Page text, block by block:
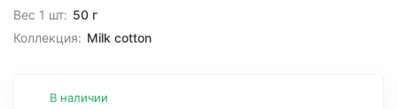
Вес 1 шт: 50 г
Коллекция: Milk cotton
В наличии